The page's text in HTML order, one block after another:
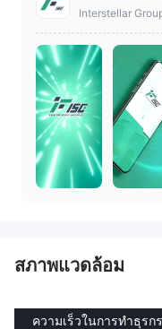
Interstellar
สภาพแวดล้อม
ความเร็วในการทำธุรก